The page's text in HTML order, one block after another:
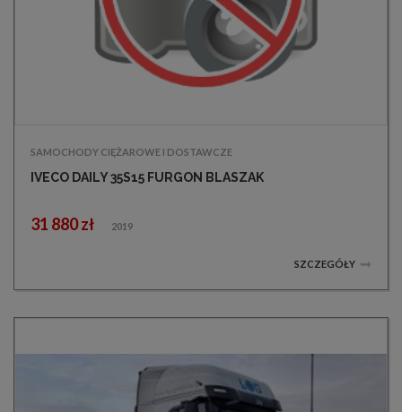
SAMOCHODY CIĘŻAROWE I DOSTAWCZE
IVECO DAILY 35S15 FURGON BLASZAK
31 880 zł 2019
SZCZEGÓŁY